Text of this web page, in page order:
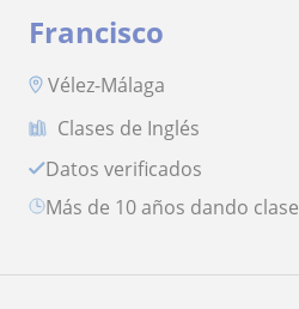
Francisco
Vélez-Málaga
Clases de Inglés
Datos verificados
más de 10 años dando clase